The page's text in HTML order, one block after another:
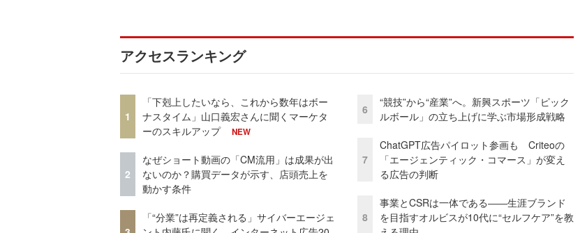
アクセスランキング
1
「下剋上したいなら、これから数年はボー
ナスタイム」山口義宏さんに聞くマーケタ
ーのスキルアップ
NEW
2
なぜショート動画の「CM流用」は成果が出
ないのか？購買データが示す、店頭売上を
動かす条件
「“分業”は再定義される」サイバーエージェ
6
“競技”から“産業”へ。新興スポーツ「ピック
ルボール」の立ち上げに学ぶ市場形成戦略
7
ChatGPT広告パイロット参画も Criteoの
「エージェンティック・コマース」が変え
る広告の判断
8
事業とCSRは一体である――生涯ブランド
を目指すオルビスが10代に“セルフケア”を教